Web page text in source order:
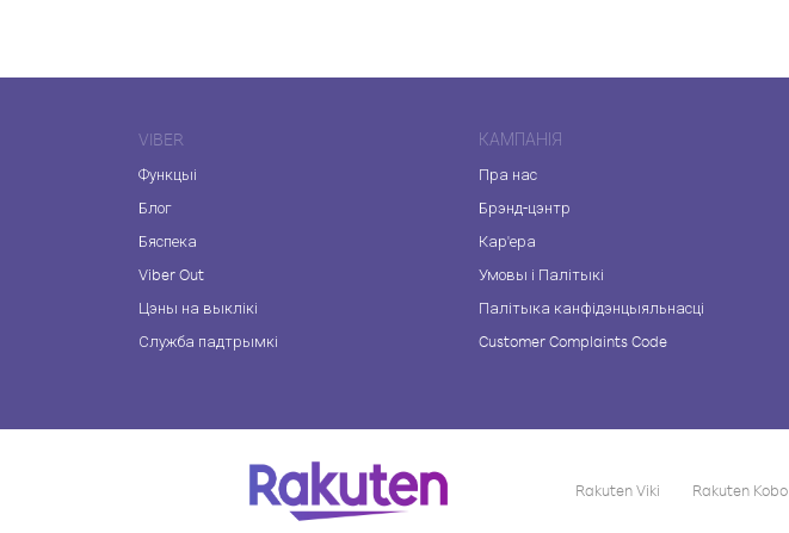
VIBER
Функцыі
Блог
Бяспека
Viber Out
Цэны на выклікі
Служба падтрымкі
КАМПАНІЯ
Пра нас
Брэнд-цэнтр
Кар'ера
Умовы і Палітыкі
Палітыка канфідэнцыяльнасці
Customer Complaints Code
Rakuten Viki Rakuten Kobo